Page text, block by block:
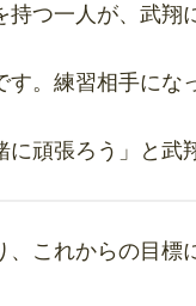
つ一人が、武翔
。練習相手にな
頑張ろう」と武
これからの目標